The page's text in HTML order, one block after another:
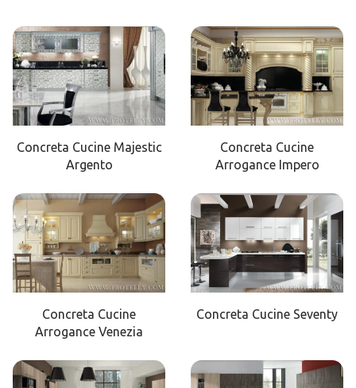
Concreta Cucine Majestic
Argento
Concreta Cucine
Arrogance Impero
Concreta Cucine
Arrogance Venezia
Concreta Cucine Seventy